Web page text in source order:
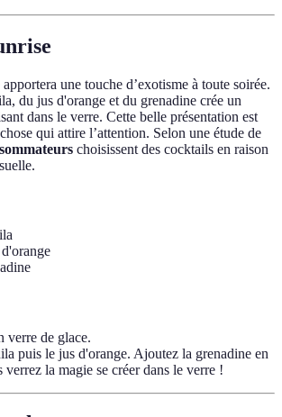
apportera une touche d’exotisme à toute soirée.
du jus d'orange et du grenadine crée un
dans le verre. Cette belle présentation est
qui attire l’attention. Selon une étude de
choisissent des cocktails en raison
verre de glace.
puis le jus d'orange. Ajoutez la grenadine en
verrez la magie se créer dans le verre !